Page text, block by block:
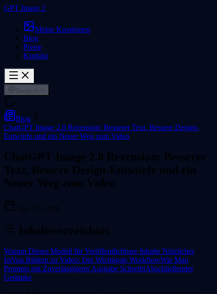
GPT Image 2
Meine Kreationen
Blog
Preise
Kontakt
Deutsch
Blog
ChatGPT Image 2.0 Rezension: Besserer Text, Bessere Design-
Entwürfe und ein Neuer Weg zum Video
ChatGPT Image 2.0 Rezension: Besserer
Text, Bessere Design-Entwürfe und ein
Neuer Weg zum Video
Apr. 27, 2026
Inhaltsverzeichnis
Warum Dieses Modell für Veröffentlichbare Inhalte Nützlicher
IstVon Bildern zu Video: Der Wichtigste WorkflowWie Man
Prompts mit Zuverlässigerer Ausgabe SchreibtAbschließender
Gedanke